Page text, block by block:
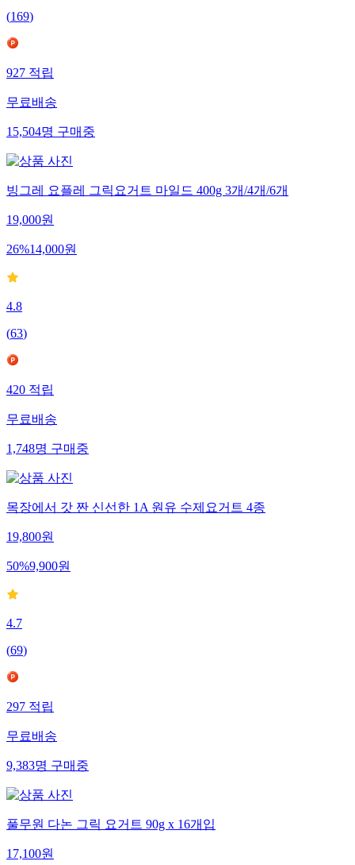
(169)
927적립
무료배송
15,504명구매중
빙그레 요플레 그릭요거트 마일드 400g 3개/4개/6개
19,000원
26%14,000원
4.8
(63)
420적립
무료배송
1,748명구매중
목장에서 갓 짠 신선한 1A 원유 수제요거트 4종
19,800원
50%9,900원
4.7
(69)
297적립
무료배송
9,383명구매중
풀무원 다논 그릭 요거트 90g x 16개입
17,100원